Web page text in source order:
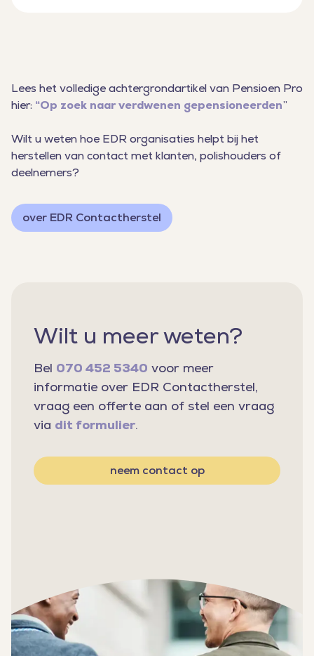
Lees het volledige achtergrondartikel van Pensioen Pro
hier: “Op zoek naar verdwenen gepensioneerden”
Wilt u weten hoe EDR organisaties helpt bij het
herstellen van contact met klanten, polishouders of
deelnemers?
over EDR Contactherstel
Wilt u meer weten?
Bel 070 452 5340 voor meer
informatie over EDR Contactherstel,
vraag een offerte aan of stel een vraag
via dit formulier.
neem contact op